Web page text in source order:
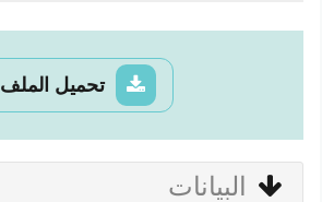
تحميل الملف
البيانات